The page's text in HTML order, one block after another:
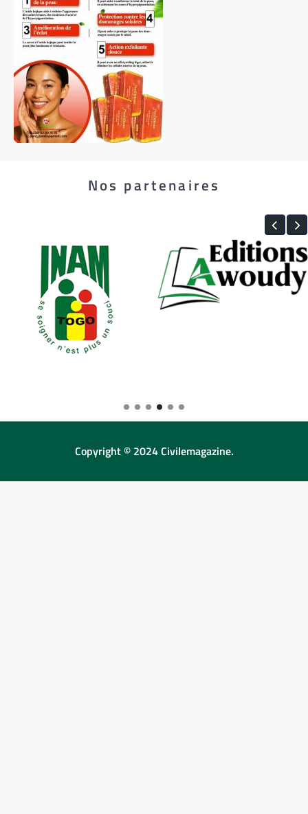
Nos partenaires
Copyright © 2024 Civilemagazine.